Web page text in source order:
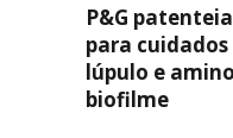
P&G
para
lúpulo e
biofilme